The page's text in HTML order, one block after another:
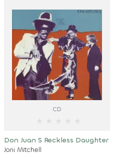
CD
Don Juan S Reckless Daughter
Joni Mitchell